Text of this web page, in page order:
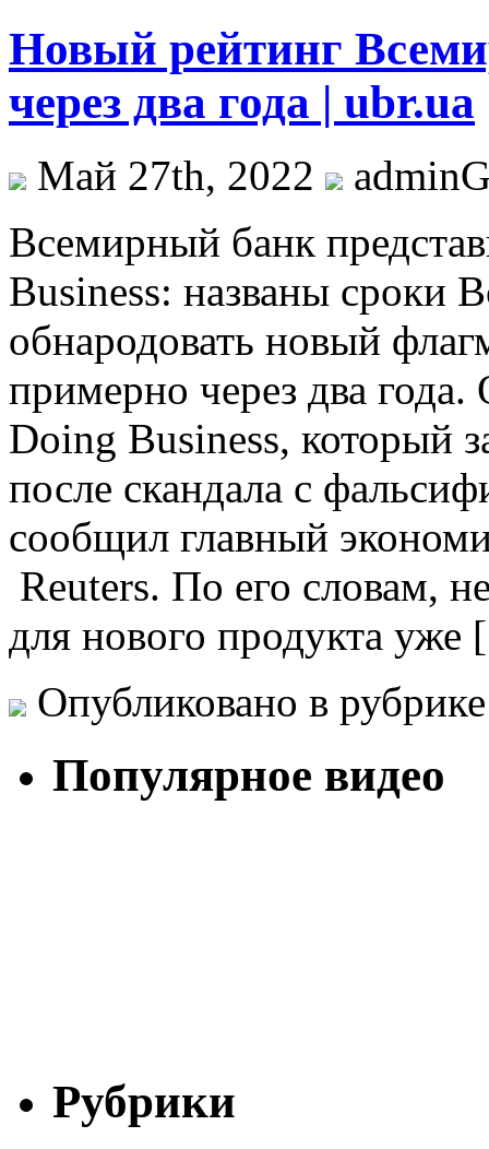
Новый рейтинг
через два года | ubr.ua
Май 27th, 2022
Всeмирный банк
Business: названы сроки
обнародовать новый
примерно через два года.
Doing Business, который
после скандала с
сообщил главный
Reuters. По его словам,
для нового продукта
Опубликовано в
Популярное видео
Рубрики